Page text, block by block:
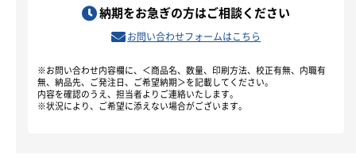
納期をお急ぎの方はご相談ください
お問い合わせフォームはこちら
※お問い合わせ内容欄に、＜商品名、数量、印刷方法、校正有無、内職有
無、納品先、ご発注日、ご希望納期＞を記載してください。
内容を確認のうえ、担当者よりご連絡いたします。
※状況により、ご希望に添えない場合がございます。